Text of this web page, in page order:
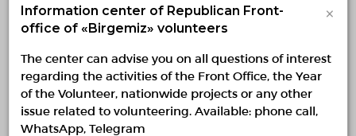
Zhetisu region, Taldyqorgan
0 / 10 confirmed volunteers
0 responded volunteers
About project
Information center of Republican Front-
office of «Birgemiz» volunteers
×
The center can advise you on all questions of interest
regarding the activities of the Front Office, the Year
of the Volunteer, nationwide projects or any other
issue related to volunteering. Available: phone call,
WhatsApp, Telegram